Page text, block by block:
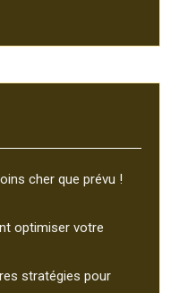
cher que prévu !
optimiser votre
stratégies pour